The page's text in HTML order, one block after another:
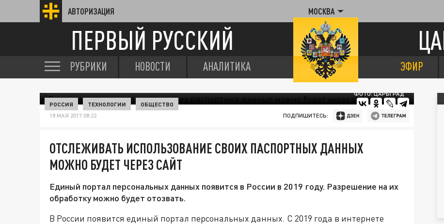
АВТОРИЗАЦИЯ МОСКВА
ПЕРВЫЙ РУССКИЙ
РУБРИКИ НОВОСТИ АНАЛИТИКА ЭФИР
ФОТО: ЦАРЬГРАД
РОССИЯ ТЕХНОЛОГИИ ОБЩЕСТВО
18 МАЯ 2017 08:22 ПОДПИШИТЕСЬ:
ОТСЛЕЖИВАТЬ ИСПОЛЬЗОВАНИЕ СВОИХ ПАСПОРТНЫХ ДАННЫХ
МОЖНО БУДЕТ ЧЕРЕЗ САЙТ
Единый портал персональных данных появится в России в 2019 году. Разрешение на их
обработку можно будет отозвать.
В России появится единый портал персональных данных. С 2019 года в интернете